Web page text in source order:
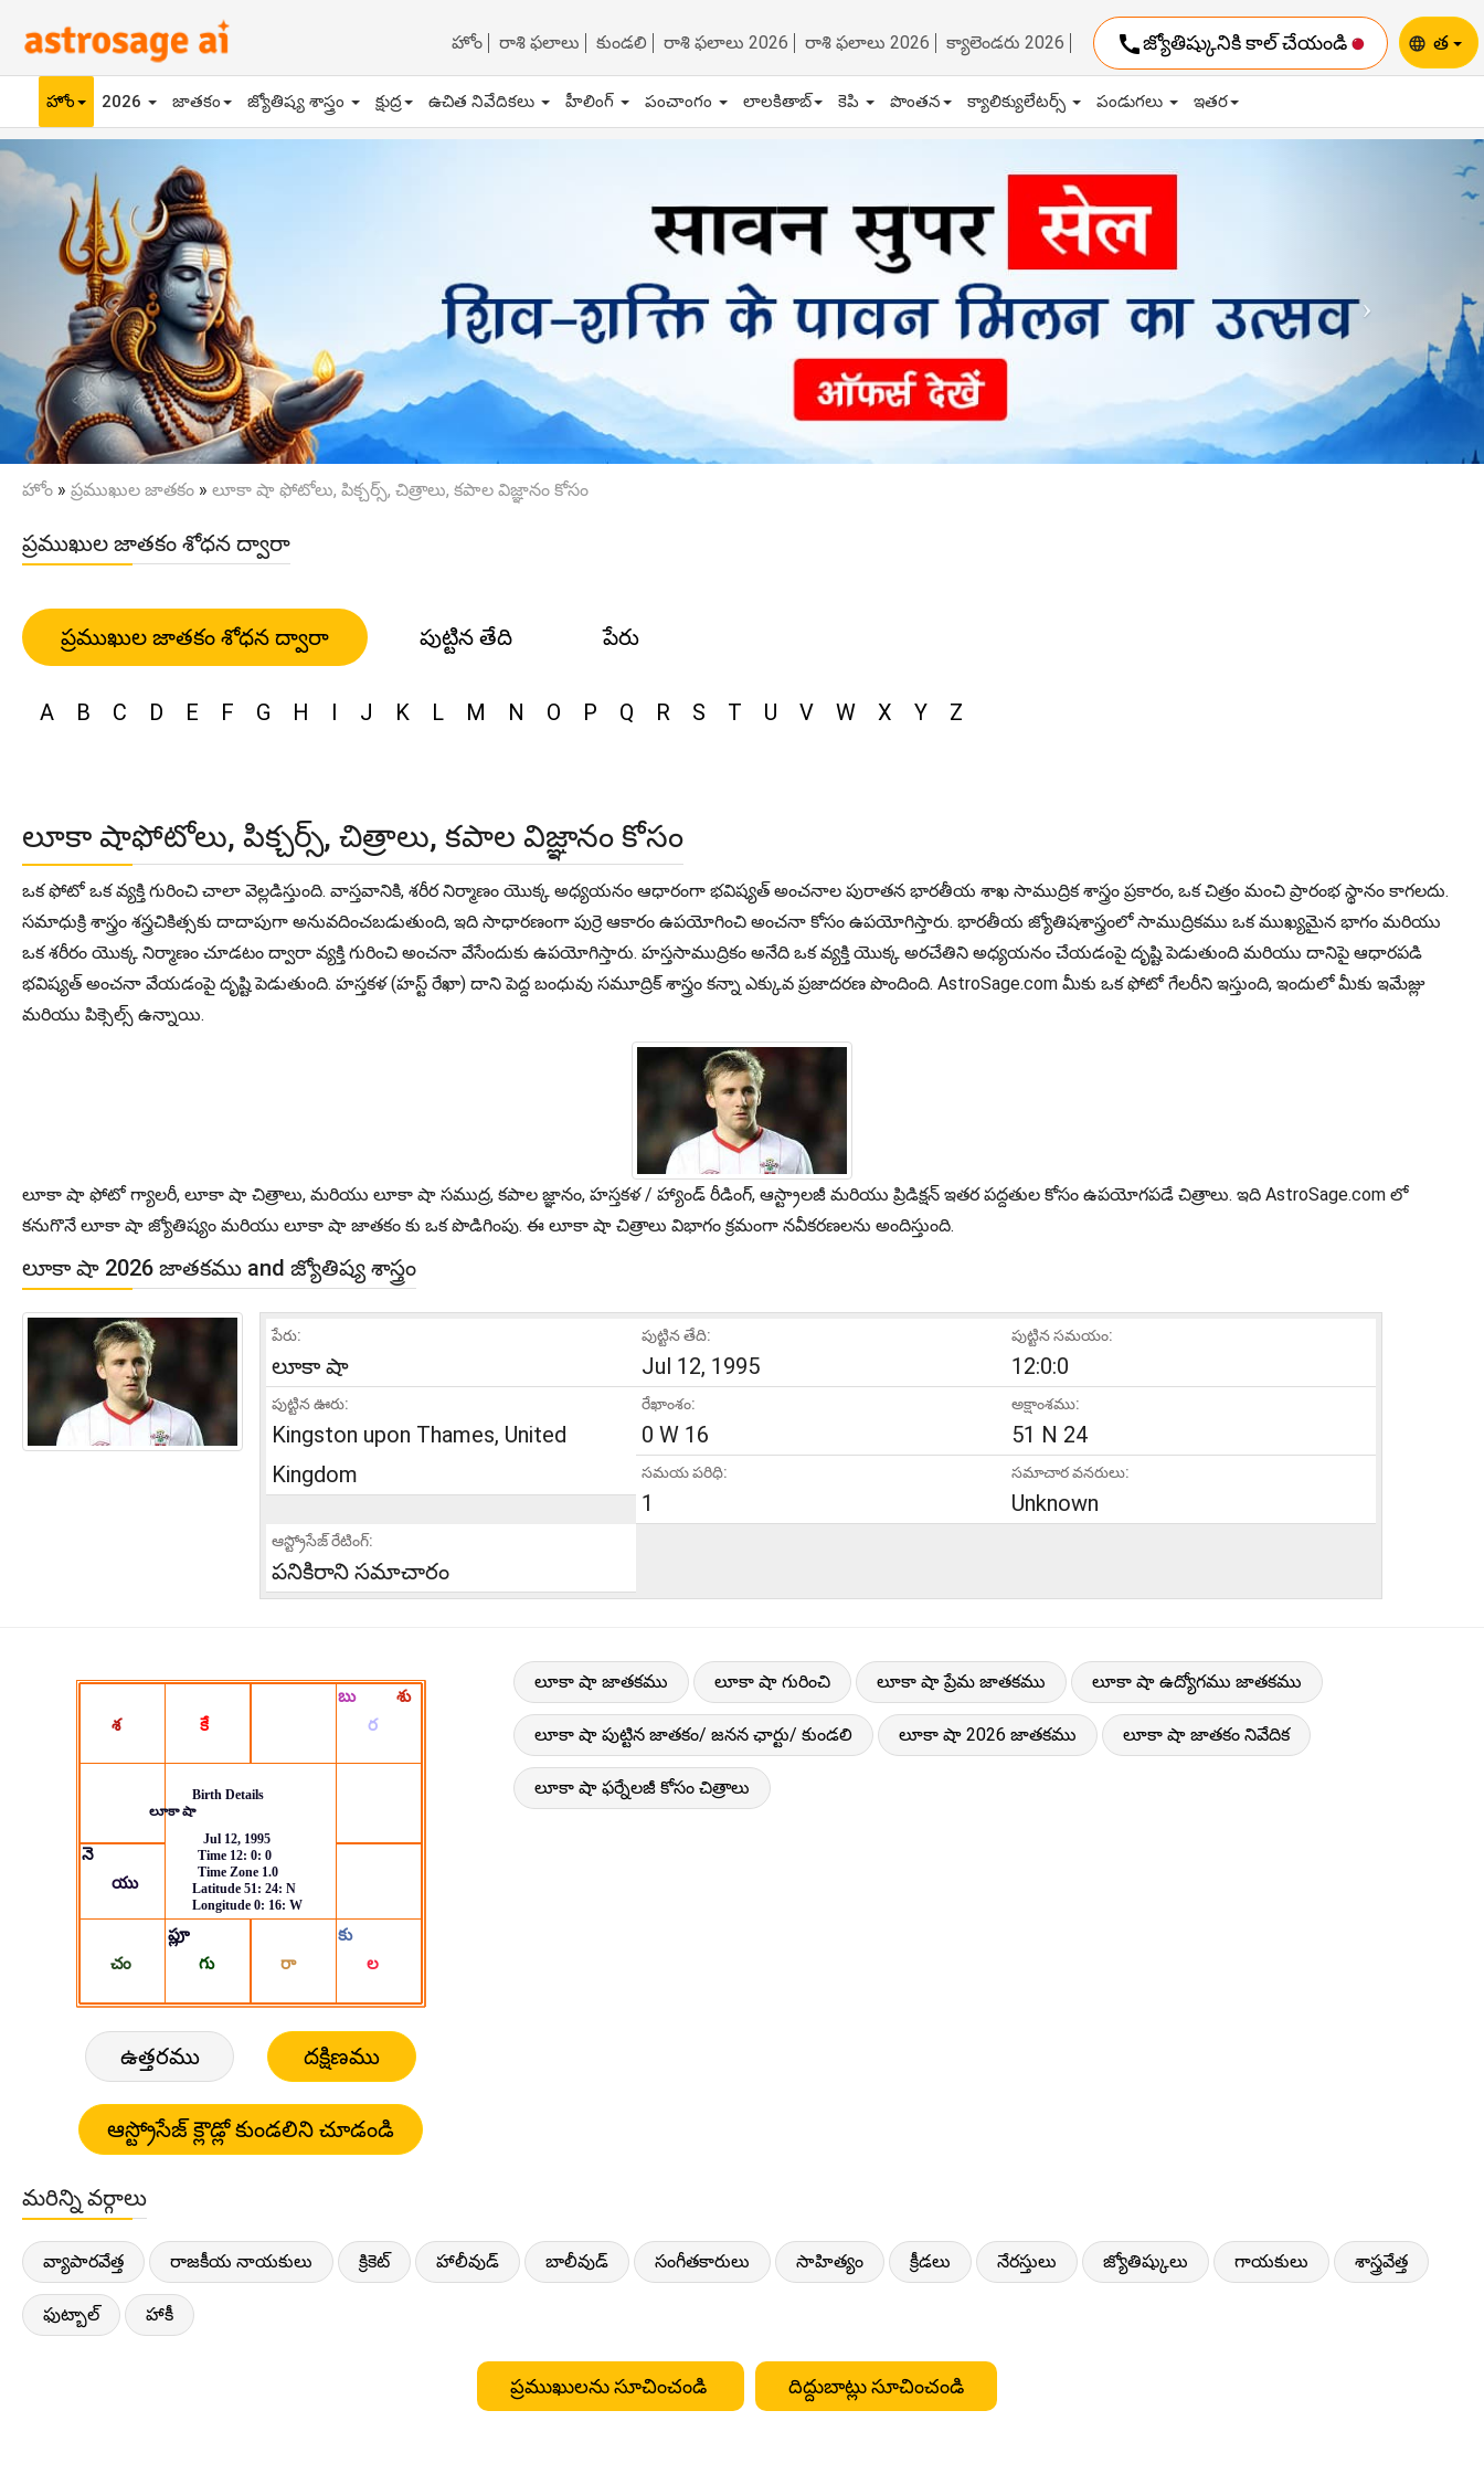
హోం రాశి ఫలాలు కుండలి రాశి ఫలాలు 2026 రాశి ఫలాలు 2026 క్యాలెండరు 2026 callజ్యోతిష్కునికి కాల్ చేయండి language త
హోం 2026 జాతకం జ్యోతిష్య శాస్త్రం క్షుద్ర ఉచిత నివేదికలు హీలింగ్ పంచాంగం లాలకితాబ్ కెపి పొంతన క్యాలిక్యులేటర్స్ పండుగలు ఇతర
Previous
హోం » ప్రముఖుల జాతకం » లూకా షా ఫోటోలు, పిక్చర్స్, చిత్రాలు, కపాల విజ్ఞానం కోసం
ప్రముఖుల జాతకం శోధన ద్వారా
ప్రముఖుల జాతకం శోధన ద్వారా పుట్టిన తేది పేరు
A B C D E F G H I J K L M N O P Q R S T U V W X Y Z
లూకా షాఫోటోలు, పిక్చర్స్, చిత్రాలు, కపాల విజ్ఞానం కోసం
ఒక ఫోటో ఒక వ్యక్తి గురించి చాలా వెల్లడిస్తుంది. వాస్తవానికి, శరీర నిర్మాణం యొక్క అధ్యయనం ఆధారంగా భవిష్యత్ అంచనాల పురాతన భారతీయ శాఖ సాముద్రిక శాస్త్రం ప్రకారం, ఒక చిత్రం మంచి ప్రారంభ స్థానం కాగలదు.
సమాధుక్రి శాస్త్రం శస్త్రచికిత్సకు దాదాపుగా అనువదించబడుతుంది, ఇది సాధారణంగా పుర్రె ఆకారం ఉపయోగించి అంచనా కోసం ఉపయోగిస్తారు. భారతీయ జ్యోతిషశాస్త్రంలో సాముద్రికము ఒక ముఖ్యమైన భాగం మరియు
ఒక శరీరం యొక్క నిర్మాణం చూడటం ద్వారా వ్యక్తి గురించి అంచనా వేసేందుకు ఉపయోగిస్తారు. హస్తసాముద్రికం అనేది ఒక వ్యక్తి యొక్క అరచేతిని అధ్యయనం చేయడంపై దృష్టి పెడుతుంది మరియు దానిపై ఆధారపడి
భవిష్యత్ అంచనా వేయడంపై దృష్టి పెడుతుంది. హస్తకళ (హస్ట్ రేఖా) దాని పెద్ద బంధువు సమూద్రిక్ శాస్త్రం కన్నా ఎక్కువ ప్రజాదరణ పొందింది. AstroSage.com మీకు ఒక ఫోటో గేలరీని ఇస్తుంది, ఇందులో మీకు ఇమేజ్లు
మరియు పిక్సెల్స్ ఉన్నాయి.
లూకా షా ఫోటో గ్యాలరీ, లూకా షా చిత్రాలు, మరియు లూకా షా సముద్ర, కపాల జ్ఞానం, హస్తకళ / హ్యాండ్ రీడింగ్, ఆస్ట్రాలజీ మరియు ప్రిడిక్షన్ ఇతర పద్దతుల కోసం ఉపయోగపడే చిత్రాలు. ఇది AstroSage.com లో
కనుగొనే లూకా షా జ్యోతిష్యం మరియు లూకా షా జాతకం కు ఒక పొడిగింపు. ఈ లూకా షా చిత్రాలు విభాగం క్రమంగా నవీకరణలను అందిస్తుంది.
లూకా షా 2026 జాతకము and జ్యోతిష్య శాస్త్రం
పేరు:
లూకా షా
పుట్టిన తేది:
Jul 12, 1995
పుట్టిన సమయం:
12:0:0
పుట్టిన ఊరు:
Kingston upon Thames, United
Kingdom
రేఖాంశం:
0 W 16
అక్షాంశము:
51 N 24
సమయ పరిధి:
1
సమాచార వనరులు:
Unknown
ఆస్ట్రోసేజ్ రేటింగ్:
పనికిరాని సమాచారం
ఉత్తరము దక్షిణము
లూకా షా జాతకము లూకా షా గురించి లూకా షా ప్రేమ జాతకము లూకా షా ఉద్యోగము జాతకము
లూకా షా పుట్టిన జాతకం/ జనన ఛార్టు/ కుండలి లూకా షా 2026 జాతకము లూకా షా జాతకం నివేదిక
లూకా షా ఫర్నేలజీ కోసం చిత్రాలు
మరిన్ని వర్గాలు
వ్యాపారవేత్త రాజకీయ నాయకులు క్రికెట్ హాలీవుడ్ బాలీవుడ్ సంగీతకారులు సాహిత్యం క్రీడలు నేరస్తులు జ్యోతిష్కులు గాయకులు శాస్త్రవేత్త
ఫుట్బాల్ హాకీ
ప్రముఖులను సూచించండి దిద్దుబాట్లు సూచించండి